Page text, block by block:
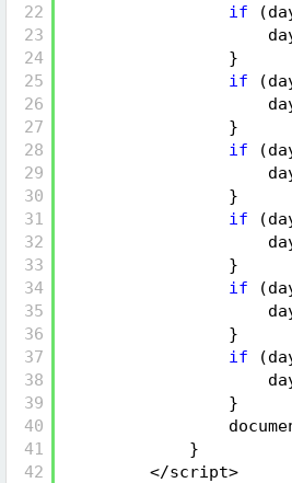
22
23
24
25
26
27
28
29
30
31
32
33
34
35
36
37
38
39
40
41
42
if
}
if
}
if
}
if
}
if
}
if
}
}
</script>